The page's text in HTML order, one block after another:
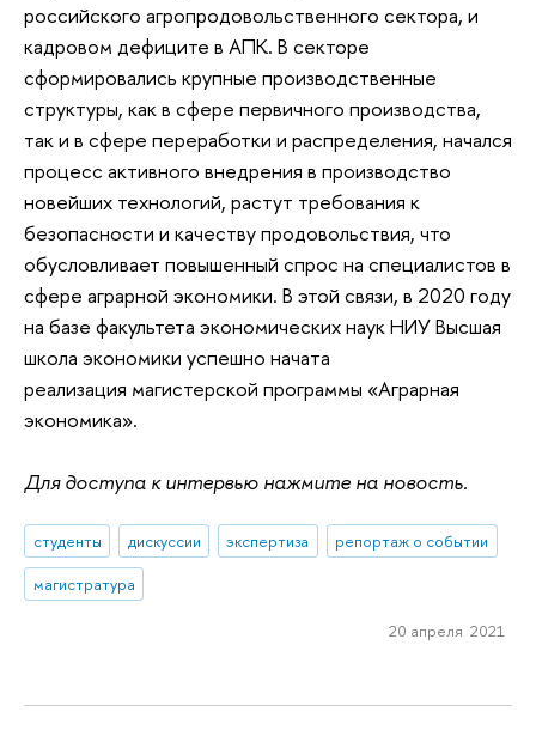
российского агропродовольственного сектора, и
кадровом дефиците в АПК. В секторе
сформировались крупные производственные
структуры, как в сфере первичного производства,
так и в сфере переработки и распределения, начался
процесс активного внедрения в производство
новейших технологий, растут требования к
безопасности и качеству продовольствия, что
обусловливает повышенный спрос на специалистов в
сфере аграрной экономики. В этой связи, в 2020 году
на базе факультета экономических наук НИУ Высшая
школа экономики успешно начата
реализация магистерской программы «Аграрная
экономика».
Для доступа к интервью нажмите на новость.
студенты дискуссии экспертиза
репортаж о событии
магистратура
20 апреля 2021